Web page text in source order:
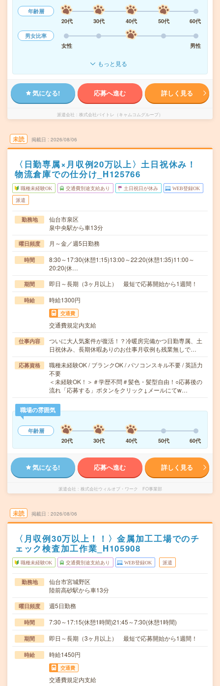
年齢層
20代
30代 40代 50代
60代
男女比率
女性
男性
もっと見る
気になる! 応募へ進む 詳しく見る
派遣会社 株式会社バイトレ（キャムコムグループ）
未読 掲載日 2026/08/06
〈日勤専属×月収例20万以上〉土日祝休み！
物流倉庫での仕分け_H125766
職種未経験OK 交通費別途支給あり 土日祝日が休み WEB登録OK
派遣
勤務地
仙台市泉区
泉中央駅から車13分
曜日頻度 月～金／週5日勤務
時間
8:30～17:30(休憩1:15)13:00～22:20(休憩1:35)11:00～
20:20(休…
期間 即日～長期（3ヶ月以上） 最短で応募開始から1週間！
時給 時給1300円
交通費
交通費規定内支給
仕事内容
ついに大人気案件が復活！？冷暖房完備かつ日勤専属、土
日祝休み、長期休暇ありのお仕事月収例も残業無しで…
応募資格
職種未経験OK / ブランクOK / パソコンスキル不要 / 英語力
不要
＜未経験OK！＞＃学歴不問＃髪色・髪型自由！○応募後の
流れ「応募する」ボタンをクリック↓メールにてw…
職場の雰囲気
年齢層
20代
30代 40代 50代 60代
気になる! 応募へ進む 詳しく見る
派遣会社 株式会社ウィルオブ・ワーク FO事業部
未読 掲載日 2026/08/06
〈月収例30万以上！！〉金属加工工場でのチ
ェック検査加工作業_H105908
職種未経験OK 交通費別途支給あり WEB登録OK 派遣
勤務地
仙台市宮城野区
陸前高砂駅から車13分
曜日頻度 週5日勤務
時間 7:30～17:15(休憩1時間)21:45～7:30(休憩1時間)
期間 即日～長期（3ヶ月以上） 最短で応募開始から1週間！
時給 時給1450円
交通費
交通費規定内支給